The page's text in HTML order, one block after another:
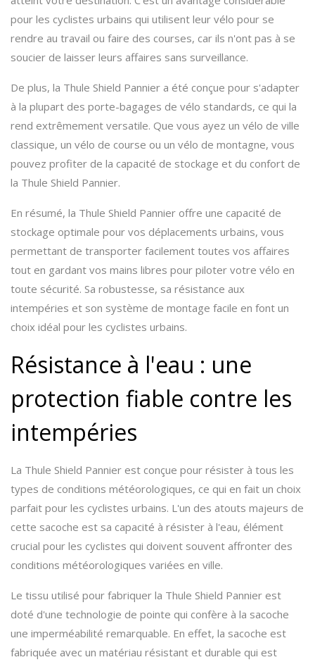
pour les cyclistes urbains qui utilisent leur vélo pour se
rendre au travail ou faire des courses, car ils n'ont pas à se
soucier de laisser leurs affaires sans surveillance.
De plus, la Thule Shield Pannier a été conçue pour s'adapter
à la plupart des porte-bagages de vélo standards, ce qui la
rend extrêmement versatile. Que vous ayez un vélo de ville
classique, un vélo de course ou un vélo de montagne, vous
pouvez profiter de la capacité de stockage et du confort de
la Thule Shield Pannier.
En résumé, la Thule Shield Pannier offre une capacité de
stockage optimale pour vos déplacements urbains, vous
permettant de transporter facilement toutes vos affaires
tout en gardant vos mains libres pour piloter votre vélo en
toute sécurité. Sa robustesse, sa résistance aux
intempéries et son système de montage facile en font un
choix idéal pour les cyclistes urbains.
Résistance à l'eau : une
protection fiable contre les
intempéries
La Thule Shield Pannier est conçue pour résister à tous les
types de conditions météorologiques, ce qui en fait un choix
parfait pour les cyclistes urbains. L'un des atouts majeurs de
cette sacoche est sa capacité à résister à l'eau, élément
crucial pour les cyclistes qui doivent souvent affronter des
conditions météorologiques variées en ville.
Le tissu utilisé pour fabriquer la Thule Shield Pannier est
doté d'une technologie de pointe qui confère à la sacoche
une imperméabilité remarquable. En effet, la sacoche est
fabriquée avec un matériau résistant et durable qui est